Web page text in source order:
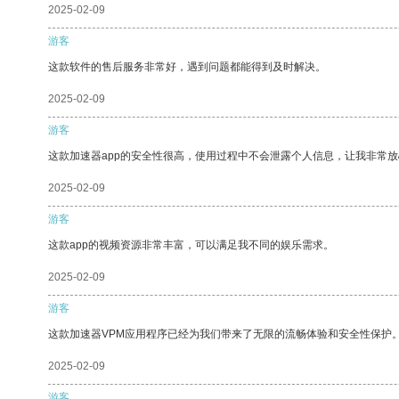
2025-02-09
游客
这款软件的售后服务非常好，遇到问题都能得到及时解决。
2025-02-09
游客
这款加速器app的安全性很高，使用过程中不会泄露个人信息，让我非常
2025-02-09
游客
这款app的视频资源非常丰富，可以满足我不同的娱乐需求。
2025-02-09
游客
这款加速器VPM应用程序已经为我们带来了无限的流畅体验和安全性保护
2025-02-09